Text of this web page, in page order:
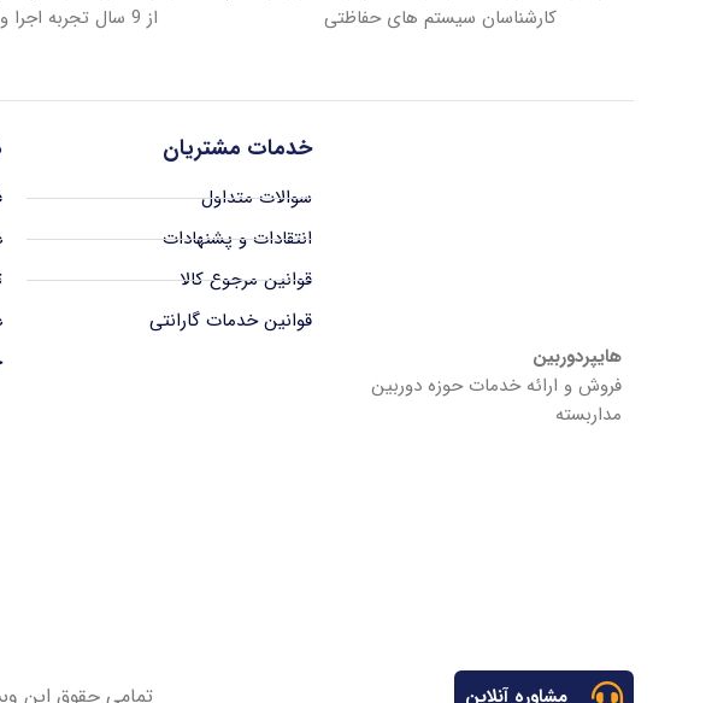
کارشناسان سیستم های حفاظتی
از 9 سال تجربه اجرا و فروش
هایپردوربین
فروش و ارائه خدمات حوزه دوربین
مداربسته
خدمات مشتریان
سوالات متداول
انتقادات و پشنهادات
قوانین مرجوع کالا
قوانین خدمات گارانتی
تمامی حقوق این مشاوره آنلاین